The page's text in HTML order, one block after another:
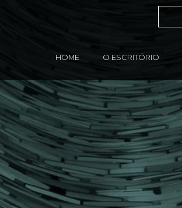
HOME O ESCRITÓRIO